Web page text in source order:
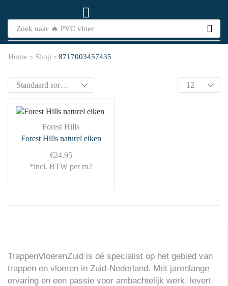
Zoek naar 🔥 PVC vloer
Home Shop 8717003457435
Forest Hills
Forest Hills naturel eiken
€24.95
*incl. BTW per m2
TrappenVloerenZuid is dé specialist op het gebied van
trappen en vloeren in Zuid-Nederland. Met jarenlange
ervaring en een passie voor ambachtelijk werk, levert